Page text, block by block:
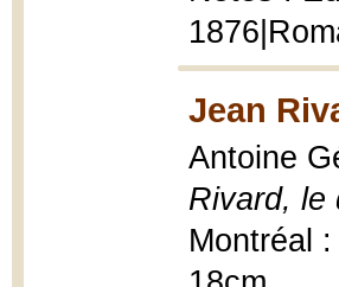
Jean
Antoine
Rivard, le
Montréal